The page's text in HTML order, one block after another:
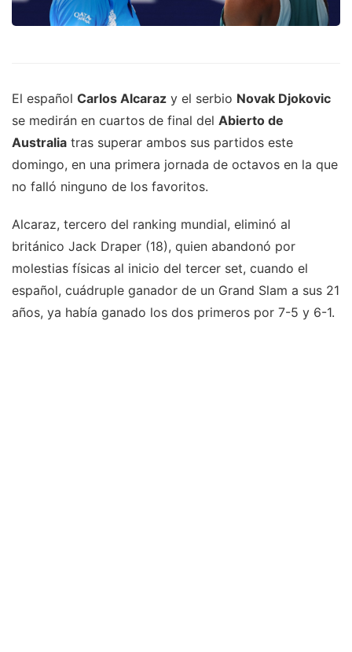
El español Carlos Alcaraz y el serbio Novak Djokovic
se medirán en cuartos de final del Abierto de
Australia tras superar ambos sus partidos este
domingo, en una primera jornada de octavos en la que
no falló ninguno de los favoritos.
Alcaraz, tercero del ranking mundial, eliminó al
británico Jack Draper (18), quien abandonó por
molestias físicas al inicio del tercer set, cuando el
español, cuádruple ganador de un Grand Slam a sus 21
años, ya había ganado los dos primeros por 7-5 y 6-1.